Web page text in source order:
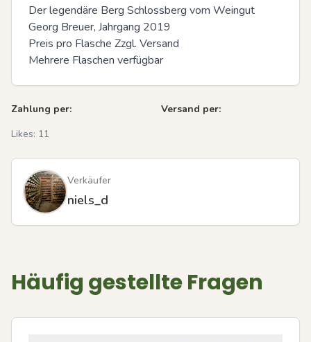
Der legendäre Berg Schlossberg vom Weingut
Georg Breuer, Jahrgang 2019
Preis pro Flasche Zzgl. Versand
Mehrere Flaschen verfügbar
Zahlung per:
Versand per:
Likes: 11
Verkäufer
niels_d
Häufig gestellte Fragen